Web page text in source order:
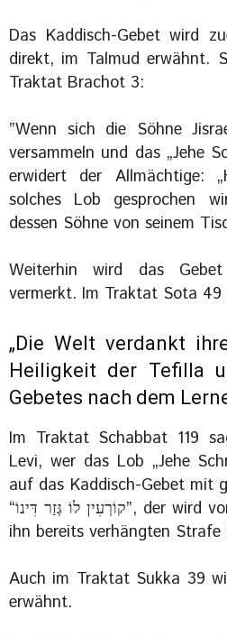
Das Kaddisch-Gebet wird
direkt, im Talmud erwähnt.
Traktat Brachot 3:
versammeln und das „Jehe
erwidert der Allmächtige:
solches Lob gesprochen
dessen Söhne von seinem
Weiterhin wird das
vermerkt. Im Traktat Sota
„Die Welt verdankt
Heiligkeit der
Gebetes nach dem
Im Traktat Schabbat 119
Levi, wer das Lob „Jehe
auf das Kaddisch-Gebet mit
“קוֹרְעִין לוֹ גְּזַר דִּינוֹ”, der wird von einer eventuell gegen
ihn bereits verhängten Strafe
Auch im Traktat Sukka 39
erwähnt.